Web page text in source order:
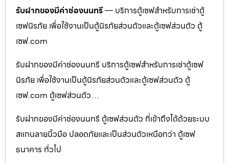
รับฝากของมีค่าช่องนนทรี— บริการตู้เซฟสำหรับการเช่าตู้
เซฟนิรภัย เพื่อใช้งานเป็นตู้นิรภัยส่วนตัวและตู้เซฟส่วนตัว ตู้
เซฟ.com
รับฝากของมีค่าช่องนนทรี บริการตู้เซฟสำหรับการเช่าตู้เซฟ
นิรภัย เพื่อใช้งานเป็นตู้นิรภัยส่วนตัวและตู้เซฟส่วนตัว ตู้
เซฟ.com ตู้เซฟส่วนตัว…
รับฝากของมีค่าช่องนนทรี ตู้เซฟส่วนตัว ที่เข้าถึงได้ด้วยระบบ
สแกนลายนิ้วมือ ปลอดภัยและเป็นส่วนตัวเหนือกว่า ตู้เซฟ
ธนาคาร ทั่วไป